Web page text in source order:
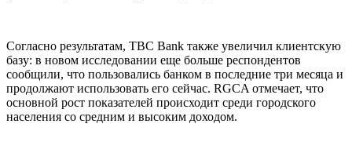
Согласно результатам, TBC Bank также увеличил клиентскую
базу: в новом исследовании еще больше респондентов
сообщили, что пользовались банком в последние три месяца и
продолжают использовать его сейчас. RGCA отмечает, что
основной рост показателей происходит среди городского
населения со средним и высоким доходом.